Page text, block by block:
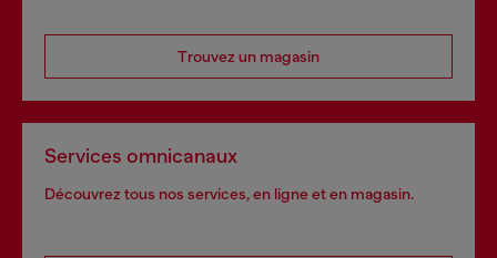
Trouvez un magasin
Services omnicanaux
Découvrez tous nos services, en ligne et en magasin.